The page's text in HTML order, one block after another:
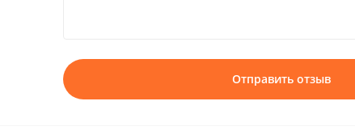
Отправить отзыв